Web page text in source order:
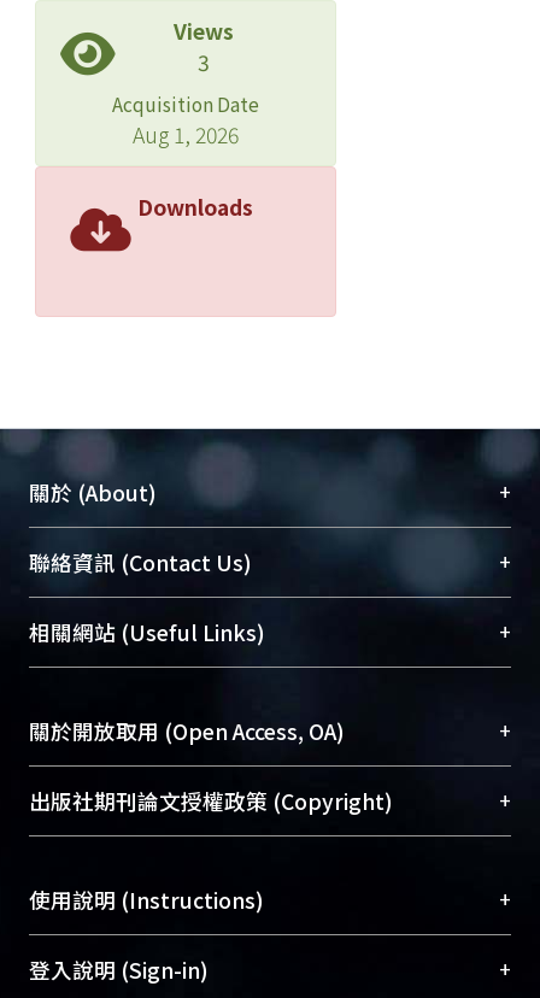
Views
3
Acquisition Date
Aug 1, 2026
Downloads
關於 (About) +
臺大位居世界頂尖大學之列，為永久珍藏及向國際
展現本校豐碩的研究成果及學術能量，圖書館整合
機構典藏（NTUR）與學術庫（AH）不同功能平
台，成為臺大學術典藏NTU scholars。期能整合研
成果。
To permanently archive and promote researcher
profiles and scholarly works, Library integrates the
services of “NTU Repository” with “Academic
聯絡資訊 (Contact Us) +
總館學科館員(Main Library)
醫學圖書館學科館員(Medical Library)
Sciences Library)
相關網站 (Useful Links) +
關於開放取用 (Open Access, OA) +
開放取用是從使用者角度提升資訊取用性的社會運
動，應用在學術研究上是透過將研究著作公開供使
用逐年攀升。同時可加速研究發展、提升研究影響
Archive）平台。 （點選深入了解OA）
出版社期刊論文授權政策 (Copyright) +
含部分內容的版權非匯入者所有，或由第三方贊
助與合作完成，請確認該版權所有者及第三方同
意提供此授權。
使用說明 (Instructions) +
網站簡介(Quickstart Guide)
登入說明 (Sign-in) +